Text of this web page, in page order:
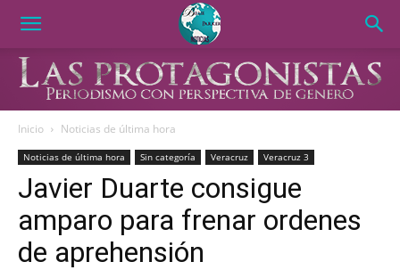
Inicio Noticias de última hora
Noticias de última hora Sin categoría Veracruz Veracruz 3
Javier Duarte consigue
amparo para frenar ordenes
de aprehensión